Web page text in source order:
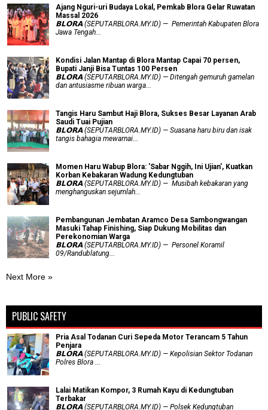
Ajang Nguri-uri Budaya Lokal, Pemkab Blora Gelar Ruwatan
Massal 2026
𝗕𝗟𝗢𝗥𝗔 (SEPUTARBLORA.MY.ID) — Pemerintah Kabupaten Blora
Jawa Tengah...
Kondisi Jalan Mantap di Blora Mantap Capai 70 persen,
Bupati Janji Bisa Tuntas 100 Persen
𝗕𝗟𝗢𝗥𝗔 (SEPUTARBLORA.MY.ID) — Ditengah gemuruh gamelan
dan antusiasme ribuan warga...
Tangis Haru Sambut Haji Blora, Sukses Besar Layanan Arab
Saudi Tuai Pujian
𝗕𝗟𝗢𝗥𝗔 (SEPUTARBLORA.MY.ID) — Suasana haru biru dan isak
tangis bahagia mewarnai...
Momen Haru Wabup Blora: ​'Sabar Nggih, Ini Ujian', Kuatkan
Korban Kebakaran Wadung Kedungtuban
𝗕𝗟𝗢𝗥𝗔 (SEPUTARBLORA.MY.ID) — Musibah kebakaran yang
menghanguskan sejumlah...
Pembangunan Jembatan Aramco Desa Sambongwangan
Masuki Tahap Finishing, Siap Dukung Mobilitas dan
Perekonomian Warga
𝗕𝗟𝗢𝗥𝗔 (SEPUTARBLORA.MY.ID) — Personel Koramil
09/Randublatung...
Next More »
PUBLIC SAFETY
Pria Asal Todanan Curi Sepeda Motor Terancam 5 Tahun
Penjara
𝗕𝗟𝗢𝗥𝗔 (SEPUTARBLORA.MY.ID) — Kepolisian Sektor Todanan
Polres Blora ...
Lalai Matikan Kompor, 3 Rumah Kayu di Kedungtuban
Terbakar
𝗕𝗟𝗢𝗥𝗔 (SEPUTARBLORA.MY.ID) — Polsek Kedungtuban